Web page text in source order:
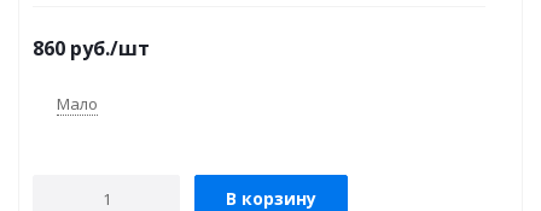
860 руб./шт
Мало
В корзину